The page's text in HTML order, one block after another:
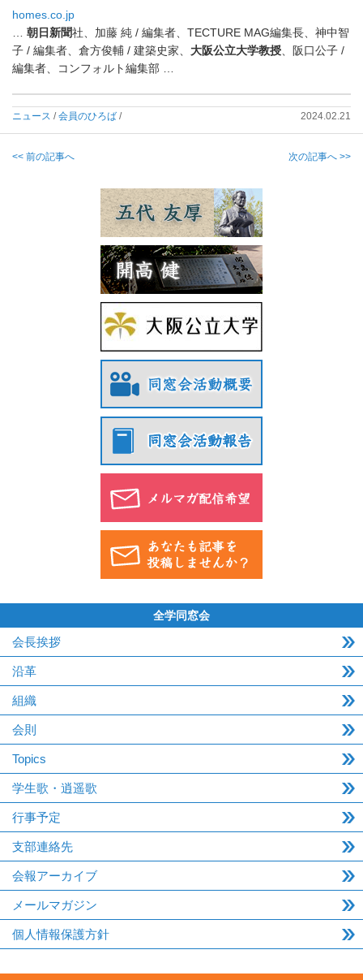
homes.co.jp
… 朝日新聞社、加藤 純 / 編集者、TECTURE MAG編集⻑、神中智
子 / 編集者、倉方俊輔 / 建築史家、 大阪公立大学教授、阪口公子 /
編集者、コンフォルト編集部 …
ニュース /会員のひろば / 2024.02.21
<< 前の記事へ 次の記事へ >>
全学同窓会
会長挨拶
沿革
組織
会則
Topics
学生歌・逍遥歌
行事予定
支部連絡先
会報アーカイブ
メールマガジン
個人情報保護方針